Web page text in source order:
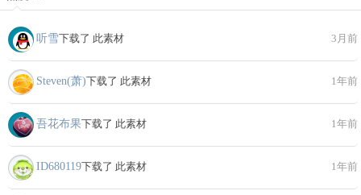
听雪下载了 此素材 3月前
Steven(萧)下载了 此素材 1年前
吾花布果下载了 此素材 1年前
ID680119下载了 此素材 1年前